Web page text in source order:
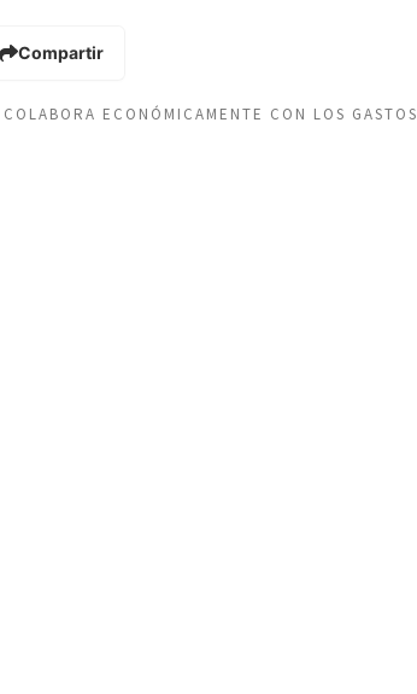
Compartir
ECONÓMICAMENTE CON LOS GASTOS